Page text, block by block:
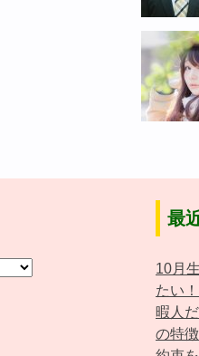
最
10月
たい
暇人
の特